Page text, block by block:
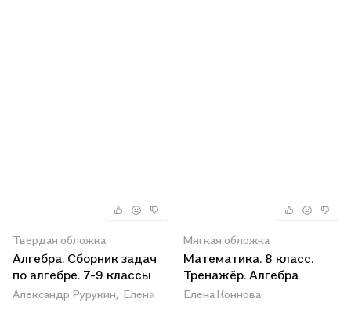
Твердая обложка
Алгебра. Сборник задач
по алгебре. 7-9 классы
Александр Рурукин, Елена Шуваева, Наталья Гусева
Мягкая обложка
Математика. 8 класс.
Тренажёр. Алгебра
Елена Коннова